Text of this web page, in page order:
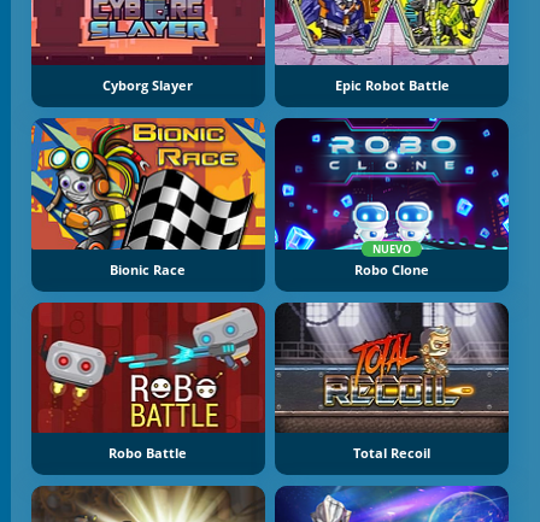
Cyborg Slayer Epic Robot Battle
Bionic Race
NUEVO
Robo Clone
Robo Battle Total Recoil